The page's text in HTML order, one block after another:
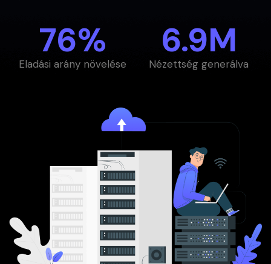
Eladási arány növelése
76%
Nézettség generálva
6.9M